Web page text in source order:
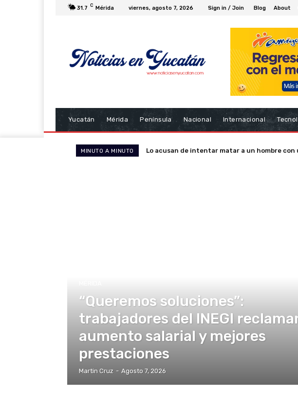
31.7 C Mérida viernes, agosto 7, 2026 Sign in / Join Blog About
Yucatán Mérida Península Nacional Internacional
MINUTO A MINUTO Lo acusan de intentar matar a un hombre
Oaxaca recibe a una multitud del
“Queremos soluciones”:
trabajadores del INEGI
aumento salarial y mejores
prestaciones
Martin Cruz - Agosto 7, 2026